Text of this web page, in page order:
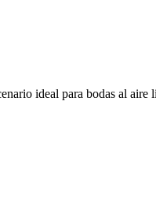
ideal para bodas al